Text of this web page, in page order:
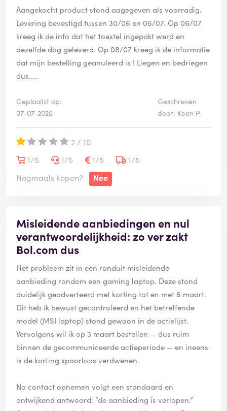
Aangekocht product stond aagegeven als voorradig.
Levering bevestigd tussen 30/06 en 06/07. Op 06/07
kreeg ik de info dat het toestel ingepakt werd en
dezelfde dag geleverd. Op 08/07 kreeg ik de informatie
dat mijn bestelling geanuleerd is ! Liegen en bedriegen
dus.....
Geplaatst op:
07-07-2026
Geschreven
door: Koen P.
2 / 10
1/5
1/5 1/5
1/5
Nogmaals kopen?
Nee
Misleidende aanbiedingen en nul
verantwoordelijkheid: zo ver zakt
Bol.com dus
Het probleem zit in een ronduit misleidende
aanbieding rondom een gaming laptop. Deze stond
duidelijk geadverteerd met korting tot en met 6 maart.
Dit heb ik bewust gecontroleerd en het betreffende
model (MSI laptop) stond gewoon in de actielijst.
Vervolgens wil ik op 3 maart bestellen — dus ruim
binnen de gecommuniceerde actieperiode — en ineens
is de korting spoorloos verdwenen.
Na contact opnemen volgt een standaard en
ontwijkend antwoord: “de aanbieding is verlopen.”